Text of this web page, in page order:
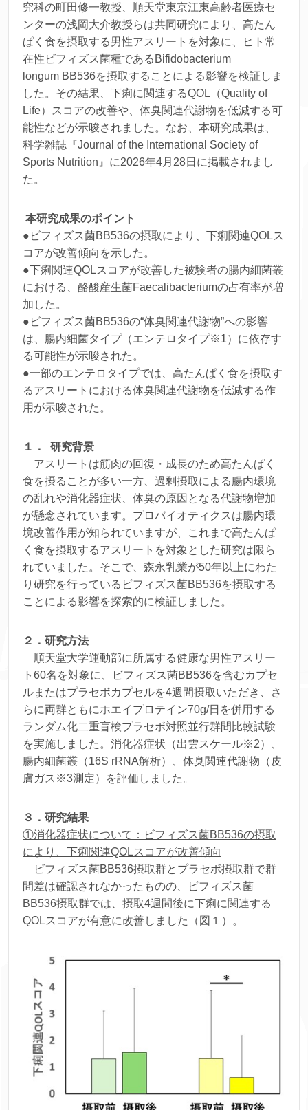
究科の町田修一教授、順天堂東京江東高齢者医療セ
ンターの浅岡大介教授らは共同研究により、高たん
ぱく食を摂取する男性アスリートを対象に、ヒト常
在性ビフィズス菌種である Bifidobacterium
longum BB536を摂取することによる影響を検証しま
した。その結果、下痢に関連するQOL（Quality of
Life）スコアの改善や、体臭関連代謝物を低減する可
能性などが示唆されました。なお、本研究成果は、
科学雑誌『Journal of the International Society of
Sports Nutrition』に2026年4月28日に掲載されまし
た。
本研究成果のポイント
●ビフィズス菌BB536の摂取により、下痢関連QOLス
コアが改善傾向を示した。
●下痢関連QOLスコアが改善した被験者の腸内細菌叢
における、酪酸産生菌Faecalibacteriumの占有率が増
加した。
●ビフィズス菌BB536の“体臭関連代謝物”への影響
は、腸内細菌タイプ（エンテロタイプ※1）に依存す
る可能性が示唆された。
●一部のエンテロタイプでは、高たんぱく食を摂取す
るアスリートにおける体臭関連代謝物を低減する作
用が示唆された。
１． 研究背景
アスリートは筋肉の回復・成長のため高たんぱく
食を摂ることが多い一方、過剰摂取による腸内環境
の乱れや消化器症状、体臭の原因となる代謝物増加
が懸念されています。プロバイオティクスは腸内環
境改善作用が知られていますが、これまで高たんぱ
く食を摂取するアスリートを対象とした研究は限ら
れていました。そこで、森永乳業が50年以上にわた
り研究を行っているビフィズス菌BB536を摂取する
ことによる影響を探索的に検証しました。
２．研究方法
順天堂大学運動部に所属する健康な男性アスリー
ト60名を対象に、ビフィズス菌BB536を含むカプセ
ルまたはプラセボカプセルを4週間摂取いただき、さ
らに両群ともにホエイプロテイン70g/日を併用する
ランダム化二重盲検プラセボ対照並行群間比較試験
を実施しました。消化器症状（出雲スケール※2）、
腸内細菌叢（16S rRNA解析）、体臭関連代謝物（皮
膚ガス※3測定）を評価しました。
３．研究結果
①消化器症状について：ビフィズス菌BB536の摂取
により、下痢関連QOLスコアが改善傾向
ビフィズス菌BB536摂取群とプラセボ摂取群で群
間差は確認されなかったものの、ビフィズス菌
BB536摂取群では、摂取4週間後に下痢に関連する
QOLスコアが有意に改善しました（図１）。